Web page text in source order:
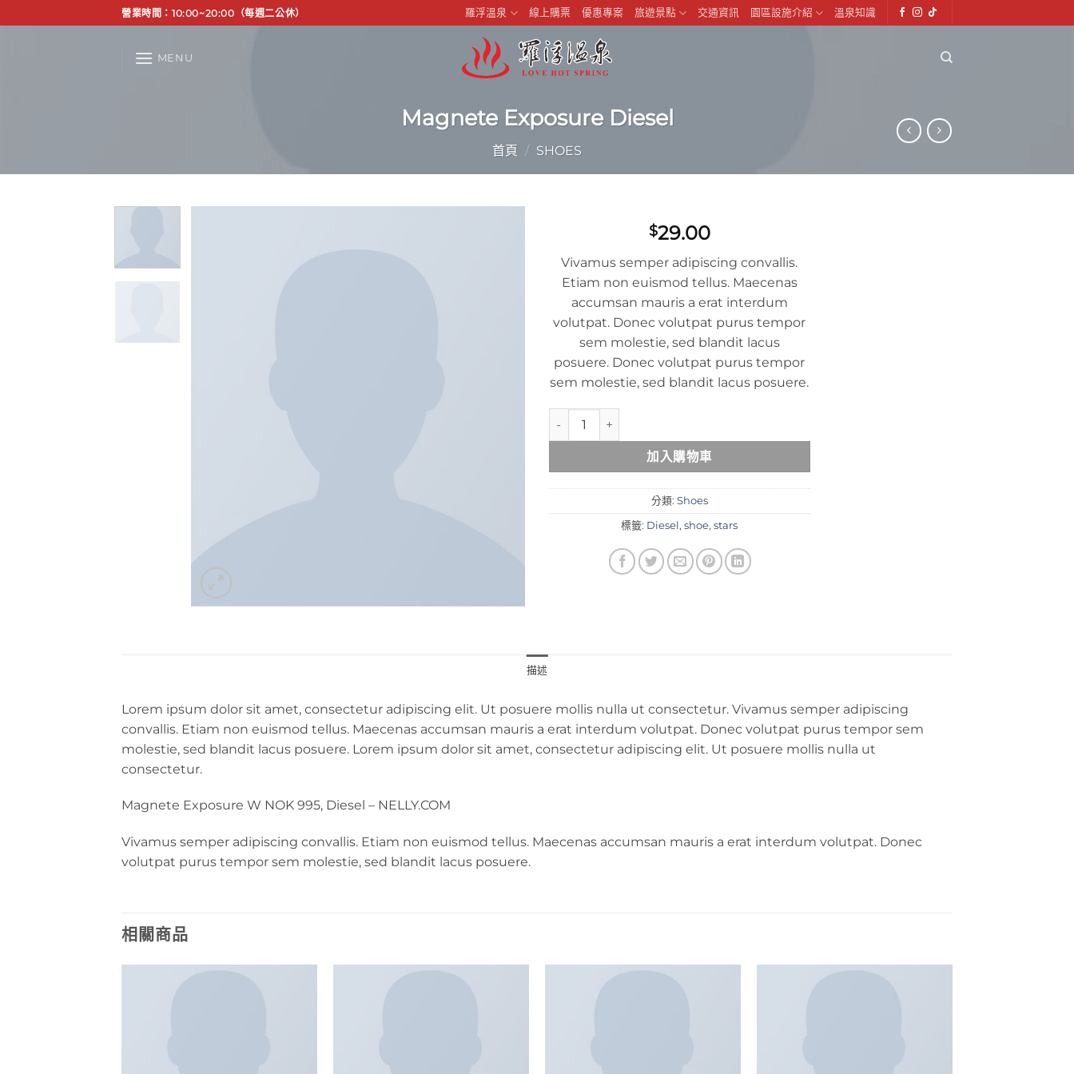
to
營業時間：10:00~20:00（每週二公休） 羅浮溫泉 線上購票 優惠專案 旅遊景點 交通資訊 園區設施介紹 溫泉知識
MENU
Magnete Exposure Diesel
首頁 / SHOES
$29.00
Vivamus semper adipiscing convallis.
Etiam non euismod tellus. Maecenas
accumsan mauris a erat interdum
volutpat. Donec volutpat purus tempor
sem molestie, sed blandit lacus
posuere. Donec volutpat purus tempor
sem molestie, sed blandit lacus posuere.
Magnete Exposure Diesel 數量
加入購物車
分類: Shoes
標籤: Diesel,shoe,stars
描述
Lorem ipsum dolor sit amet, consectetur adipiscing elit. Ut posuere mollis nulla ut consectetur. Vivamus semper adipiscing
convallis. Etiam non euismod tellus. Maecenas accumsan mauris a erat interdum volutpat. Donec volutpat purus tempor sem
molestie, sed blandit lacus posuere. Lorem ipsum dolor sit amet, consectetur adipiscing elit. Ut posuere mollis nulla ut
consectetur.
Magnete Exposure W NOK 995, Diesel – NELLY.COM
Vivamus semper adipiscing convallis. Etiam non euismod tellus. Maecenas accumsan mauris a erat interdum volutpat. Donec
volutpat purus tempor sem molestie, sed blandit lacus posuere.
相關商品